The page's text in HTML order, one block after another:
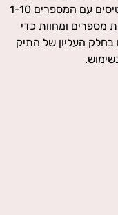
מעל גיל 3 שנים. כולל לוח תלייה ו-50 כרטיסים עם המספרים 1-10
מספרים ומחוות כדי
בחלק העליון של התיק